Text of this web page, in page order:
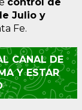
Julio y
Fe.
CANAL DE
Y ESTAR